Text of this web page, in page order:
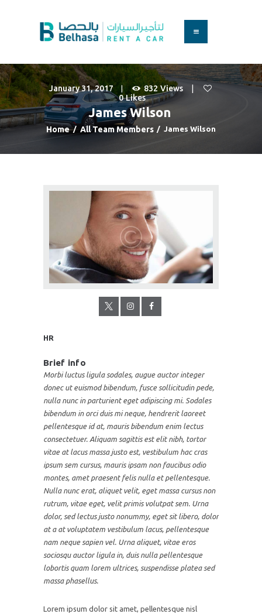
January 31, 2017 832 Views
0 Likes
James Wilson
Home All Team Members James Wilson
HOME
BOOK A CAR
SERVICES
FAQS
ABOUT US
CONTACT
HR
Brief info
Morbi luctus ligula sodales, augue auctor integer
donec ut euismod bibendum, fusce sollicitudin pede,
nulla nunc in parturient eget adipiscing mi. Sodales
bibendum in orci duis mi neque, hendrerit laoreet
pellentesque id at, mauris bibendum enim lectus
consectetuer. Aliquam sagittis est elit nibh, tortor
vitae at lacus massa justo est, vestibulum hac cras
ipsum sem cursus, mauris ipsam non faucibus odio
montes, amet praesent felis nulla et pellentesque.
Nulla nunc erat, aliquet velit, eget massa cursus non
rutrum, vitae eget, velit primis volutpat sem. Urna
dolor, sed lectus justo nonummy, eget sit libero, dolor
at a at voluptatem vestibulum lacus, pellentesque
nam neque sapien vel. Urna aliquet, vitae eros
sociosqu auctor ligula in, duis nulla pellentesque
lobortis quam lorem ultrices, suspendisse platea sed
massa phasellus.
Lorem ipsum dolor sit amet, pellentesque nisl